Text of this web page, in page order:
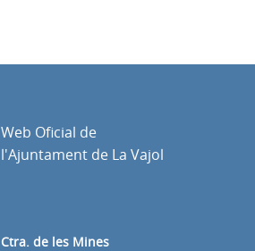
Ctra. de les Mines
Web Oficial de
l'Ajuntament de La Vajol